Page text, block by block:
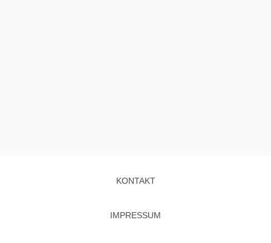
KONTAKT
IMPRESSUM